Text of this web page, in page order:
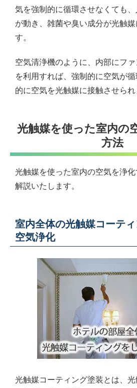
気を強制的に循環させなくても
が動き、雑菌や臭い成分が光触
す。
空気清浄機のように、内部にフ
を利用すれば、強制的に空気が
的に空気を光触媒に接触させられ
光触媒を使った室内の
方法
光触媒を使った室内の空気を浄
解説いたします。
室内全体の光触媒コーテ
空気浄化
光触媒コーティング塗装とは、